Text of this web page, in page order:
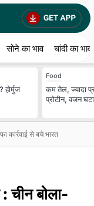
सोने का भाव चांदी का भाव
होर्मुज
Food
कम तेल, ज्यादा
प्रोटीन, वजन
कार्रवाई से बचे भारत
चीन बोला-